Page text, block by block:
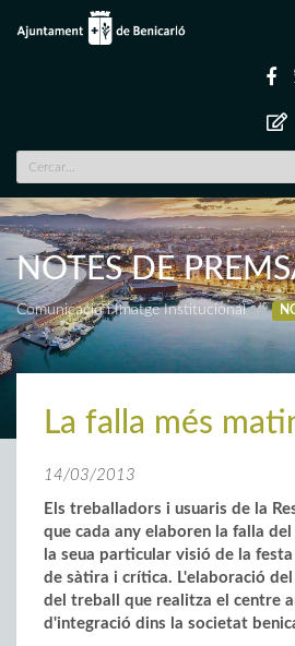
NOTES DE
Comunicació i Imatge Institucional
La falla més
14/03/2013
Els treballadors i usuaris de la
que cada any elaboren la falla
la seua particular visió de la
de sàtira i crítica. L'elaboració
del treball que realitza el centre
d'integració dins la societat